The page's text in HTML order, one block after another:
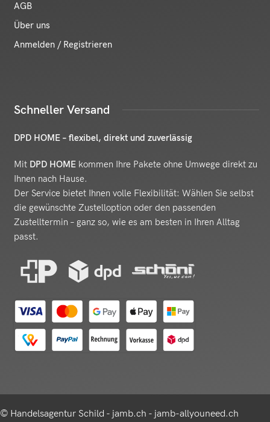
AGB
Über uns
Anmelden / Registrieren
Schneller Versand
DPD HOME – flexibel, direkt und zuverlässig
Mit DPD HOME kommen Ihre Pakete ohne Umwege direkt zu
Ihnen nach Hause.
Der Service bietet Ihnen volle Flexibilität: Wählen Sie selbst
die gewünschte Zustelloption oder den passenden
Zustelltermin – ganz so, wie es am besten in Ihren Alltag
passt.
© Handelsagentur Schild - jamb.ch - jamb-allyouneed.ch